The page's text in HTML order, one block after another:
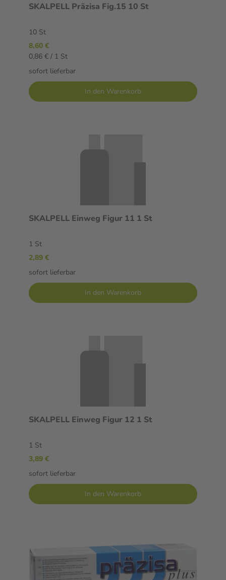
SKALPELL Präzisa Fig.15 10 St
10 St
8,60 €
0,86 € / 1 St
sofort lieferbar
In den Warenkorb
SKALPELL Einweg Figur 11 1 St
1 St
2,89 €
sofort lieferbar
In den Warenkorb
SKALPELL Einweg Figur 12 1 St
1 St
3,89 €
sofort lieferbar
In den Warenkorb